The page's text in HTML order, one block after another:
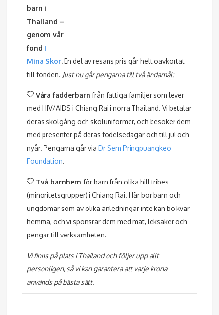
barn i
Thailand –
genom vår
fond I
Mina Skor.En del av resans pris går helt oavkortat
till fonden. Just nu går pengarna till två ändamål:
Våra fadderbarn från fattiga familjer som lever
med HIV/AIDS i Chiang Rai i norra Thailand. Vi betalar
deras skolgång och skoluniformer, och besöker dem
med presenter på deras födelsedagar och till jul och
nyår. Pengarna går via Dr Sem Pringpuangkeo
Foundation.
Två barnhem för barn från olika hill tribes
(minoritetsgrupper) i Chiang Rai. Här bor barn och
ungdomar som av olika anledningar inte kan bo kvar
hemma, och vi sponsrar dem med mat, leksaker och
pengar till verksamheten.
Vi finns på plats i Thailand och följer upp allt
personligen, så vi kan garantera att varje krona
används på bästa sätt.